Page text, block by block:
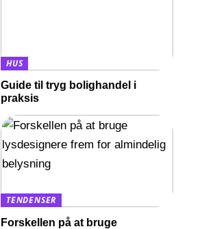
HUS
Guide til tryg bolighandel i
praksis
TENDENSER
Forskellen på at bruge